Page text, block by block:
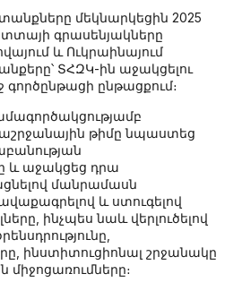
մեկնարկեցին 2025
գրասենյակները
և Ուկրաինայում
ՏՀԶԿ-ին աջակցելու
ընթացքում։
թիմը նպաստեց
և աջակցեց դրա
մանրամասն
և ստուգելով
ինչպես նաև վերլուծելով
ինստիտուցիոնալ շրջանակը